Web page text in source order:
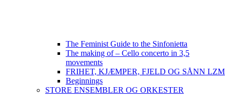
The Feminist Guide to the Sinfonietta
The making of – Cello concerto in 3,5
movements
FRIHET, KJÆMPER, FJELD OG SÅNN LZM
Beginnings
STORE ENSEMBLER OG ORKESTER